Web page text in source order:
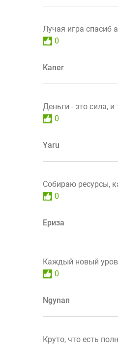
Лучая игра спасиб
0
Kaner
Деньги - это сила,
0
Yaru
Собираю ресурсы,
0
Ериза
Каждый новый
0
Ngynan
Круто, что есть